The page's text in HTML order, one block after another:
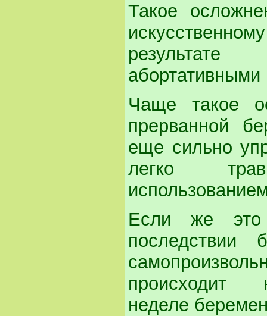
Такое
Чаще такое
прерванной
еще сильно
легко
Если же это
последствии
происходит
неделе